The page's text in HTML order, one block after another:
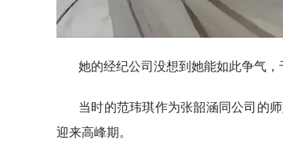
她的经纪公司没想到她能如此争气
当时的范玮琪作为张韶涵同公司的
迎来高峰期。